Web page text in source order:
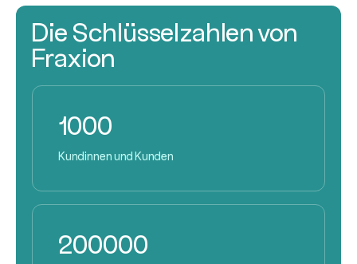
Die Schlüsselzahlen von
Fraxion
1000
Kundinnen und Kunden
200000